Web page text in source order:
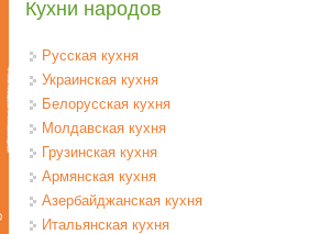
Кухни народов
Русская кухня
Украинская кухня
Белорусская кухня
Молдавская кухня
Грузинская кухня
Армянская кухня
Азербайджанская кухня
Итальянская кухня